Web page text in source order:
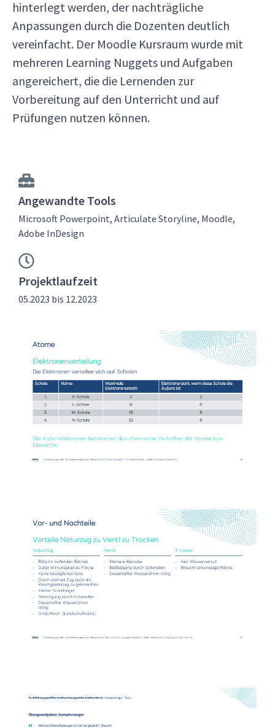
hinterlegt werden, der nachträgliche
Anpassungen durch die Dozenten deutlich
vereinfacht. Der Moodle Kursraum wurde mit
mehreren Learning Nuggets und Aufgaben
angereichert, die die Lernenden zur
Vorbereitung auf den Unterricht und auf
Prüfungen nutzen können.
Angewandte Tools
Microsoft Powerpoint, Articulate Storyline, Moodle,
Adobe InDesign
Projektlaufzeit
05.2023 bis 12.2023